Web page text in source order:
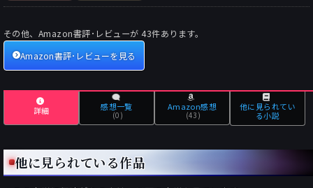
その他、Amazon書評･レビューが43件あります。
Amazon書評･レビューを見る
詳細 感想一覧
(0)
Amazon感想
(43)
他に見られてい
る小説
他に見られている作品